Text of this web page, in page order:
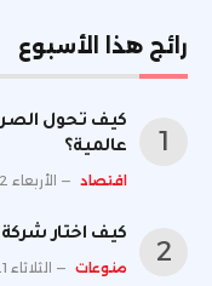
رائج هذا الأسبوع
كيف تحول
عالمية؟
اقتصاد الأربعاء 22 يوليو 4:49 م
كيف اختار
منوعات الثلاثاء 21 يوليو 9:20 م